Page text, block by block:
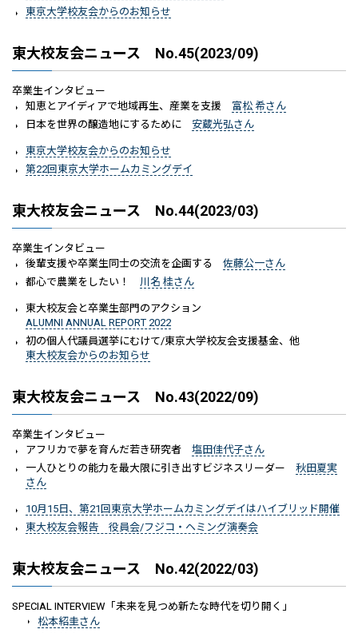
東京大学校友会からのお知らせ
東大校友会ニュース No.45(2023/09)
卒業生インタビュー
知恵とアイディアで地域再生、産業を支援 富松 希さん
日本を世界の醸造地にするために 安蔵光弘さん
東京大学校友会からのお知らせ
第22回東京大学ホームカミングデイ
東大校友会ニュース No.44(2023/03)
卒業生インタビュー
後輩支援や卒業生同士の交流を企画する 佐藤公一さん
都心で農業をしたい！ 川名 桂さん
東大校友会と卒業生部門のアクション
ALUMNI ANNUAL REPORT 2022
初の個人代議員選挙にむけて/東京大学校友会支援基金、他
東大校友会からのお知らせ
東大校友会ニュース No.43(2022/09)
卒業生インタビュー
アフリカで夢を育んだ若き研究者 塩田佳代子さん
一人ひとりの能力を最大限に引き出すビジネスリーダー 秋田夏実
さん
10月15日、第21回東京大学ホームカミングデイはハイブリッド開催
東大校友会報告 役員会/フジコ・ヘミング演奏会
東大校友会ニュース No.42(2022/03)
SPECIAL INTERVIEW「未来を見つめ新たな時代を切り開く」
松本紹圭さん